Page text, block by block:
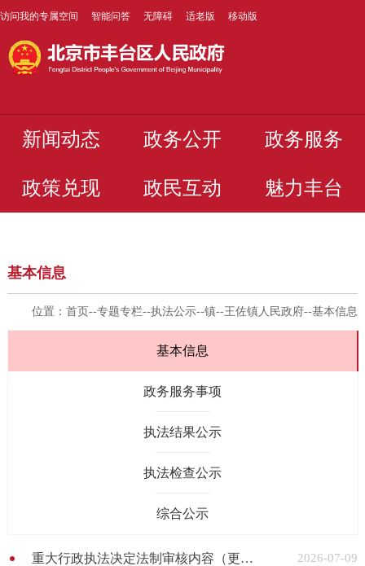
访问我的专属空间 智能问答 无障碍 适老版 移动版
新闻动态 政务公开 政务服务
政策兑现 政民互动 魅力丰台
基本信息
位置：首页--专题专栏--执法公示--镇--王佐镇人民政府--基本信息
基本信息
政务服务事项
执法结果公示
执法检查公示
综合公示
重大行政执法决定法制审核内容（更新至2026年6月） 2026-07-09